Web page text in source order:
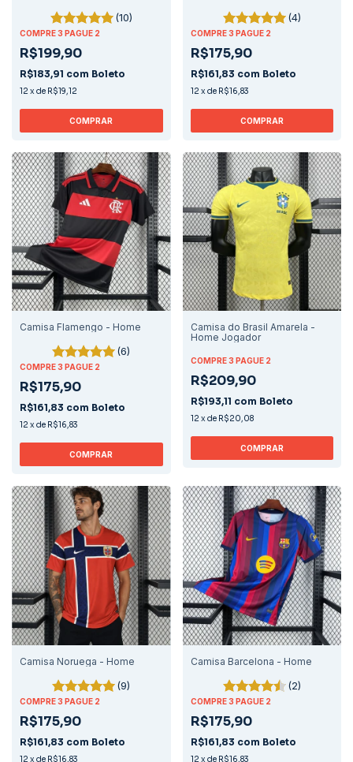
(10)
COMPRE 3 PAGUE 2
R$199,90
R$183,91 com Boleto
12 x de R$19,12
COMPRAR
(4)
COMPRE 3 PAGUE 2
R$175,90
R$161,83 com Boleto
12 x de R$16,83
COMPRAR
Camisa Flamengo - Home
(6)
COMPRE 3 PAGUE 2
R$175,90
R$161,83 com Boleto
12 xde R$16,83
COMPRAR
Camisa do Brasil Amarela -
Home Jogador
COMPRE 3 PAGUE 2
R$209,90
R$193,11 com Boleto
12 xde R$20,08
COMPRAR
Camisa Noruega - Home
(9)
COMPRE 3 PAGUE 2
R$175,90
R$161,83 com Boleto
12 x de R$16,83
Camisa Barcelona - Home
(2)
COMPRE 3 PAGUE 2
R$175,90
R$161,83 com Boleto
12 x de R$16,83